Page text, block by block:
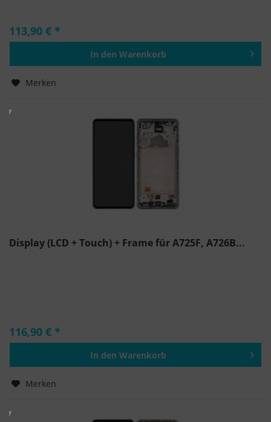
113,90 € *
In den Warenkorb
Merken
Display (LCD + Touch) + Frame für A725F, A726B...
116,90 € *
In den Warenkorb
Merken